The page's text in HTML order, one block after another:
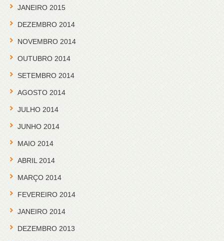
JANEIRO 2015
DEZEMBRO 2014
NOVEMBRO 2014
OUTUBRO 2014
SETEMBRO 2014
AGOSTO 2014
JULHO 2014
JUNHO 2014
MAIO 2014
ABRIL 2014
MARÇO 2014
FEVEREIRO 2014
JANEIRO 2014
DEZEMBRO 2013